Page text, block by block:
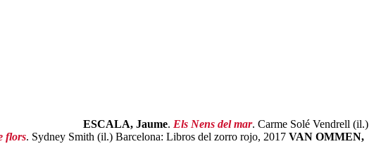
ESCALA, Jaume. Els Nens del mar. Carme Solé Vendrell (il.)
flors. Sydney Smith (il.) Barcelona: Libros del zorro rojo, 2017 VAN OMMEN,